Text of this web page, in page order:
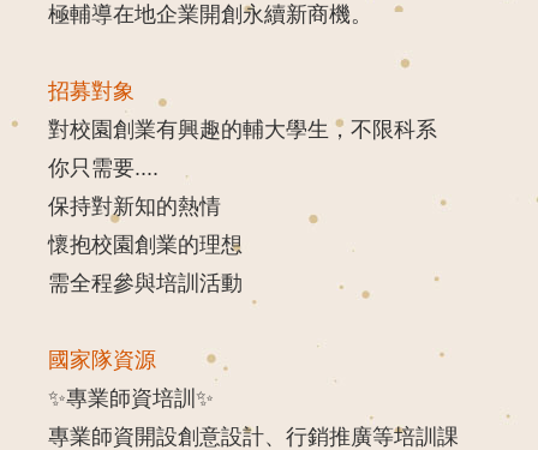
極輔導在地企業開創永續新商機。
招募對象
對校園創業有興趣的輔大學生，不限科系
你只需要....
保持對新知的熱情
懷抱校園創業的理想
需全程參與培訓活動
國家隊資源
✨專業師資培訓 ✨
專業師資開設創意設計、行銷推廣等培訓課